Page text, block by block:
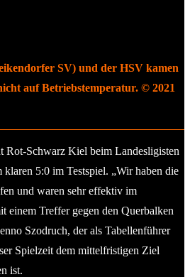
SV) und der HSV kamen
auf Betriebstemperatur. © 2021
Rot-Schwarz Kiel beim Landesligisten
5:0 im Testspiel. „Wir haben die
und waren sehr effektiv im
einem Treffer gegen den Querbalken
Szodruch, der als Tabellenführer
Spielzeit dem mittelfristigen Ziel
ist.